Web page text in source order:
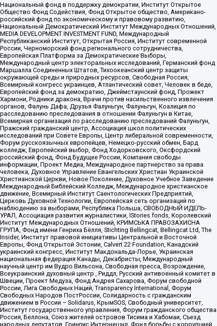
Национальный фонд в поддержку демократии, Институт Открытое
Общество Фонд Содействия, Фонд Открытое общество, Американо-
российский фонд по экономическому и правовому развитию,
Национальный Демократический Институт Международных Отношений,
MEDIA DEVELOPMENT INVESTMENT FUND, Международный
Республиканский Институт, Открытая Россия, Институт современной
России, Черноморский фонд регионального сотрудничества,
Европейская Платформа за Демократические Выборы,
Международный центр электоральных исследований, Германский фонд
Маршалла Соединенных Штатов, Тихоокеанский центр защиты
окружающей среды и природных ресурсов, Свободная Россия,
Всемирный конгресс украинцев, Атлантический совет, Человек в беде,
Европейский фонд за демократию, Джеймстаунский фонд, Прожект
Хармони, Родники дракона, Врачи против насильственного извлечения
органов, Фалунь Дафа, Друзья Фалуньгун, Фалуньгун, Коалиция по
расследованию преследования в отношении Фалуньгун в Китае,
Всемирная организация по расследованию преследований Фалуньгун,
Пражский гражданский центр, Ассоциация школ политических
исследований при Совете Европы, Центр либеральной современности,
Форум русскоязычных европейцев, Немецко-русский обмен, Бард
колледж, Европейский выбор, Фонд Ходорковского, Оксфордский
российский фонд, Фонд Будущее России, Компания свободы
информации, Проект Медиа, Международное партнерство за права
человека, Духовное Управление Евангельских Христиан Украинской
Христианской Церкви, Новое Поколение, Духовное Учебное Заведение
Международный Библейский Колледж, Международное христианское
движение, Всемирный Институт Саентологических Предприятий,
Церковь Духовной Технологии, Европейская сеть организаций по
наблюдению за выборами, Республика Польша, СВОБОДНЫЙ ИДЕЛЬ-
УРАЛ, Ассоциация развития журналистики, IStories fonds, Королевский
Институт Международных Отношений, КРИМСЬКА ПРАВОЗАХИСНА
ГРУПА, Фонд имени Генриха Бёлля, Stichting Bellingcat, Bellingcat Ltd, The
Insider, Институт правовой инициативы Центральной и Восточной
Европы, Фонд Открытой Эстонии, Calvert 22 Foundation, Канадский
украинский конгресс, Институт Макдональда-Лорье, Украинская
национальная федерация Канады, Декабристы, Международный
научный центр им Вудро Вильсона, Свободная пресса, Возрождение,
Всеукраинский духовный центр , Риддл, Русский антивоенный комитет в
Швеции, Проект Медуза, Фонд Андрея Сахарова, Форум свободной
России, Лига Свободных Наций, Transparеncy International, Форум
Свободных Народов ПостРоссии, Солидарность с гражданским
движением в России – Solidarus, КрымSOS, Свободный университет,
Институт государственного управления, Форум гражданского общества
Россия, Беллона, Союз жителей островов Тисима и Хабомаи, Съезд
народных депутатов, Гринпис Интернешнл, Фонд борьбы с коррупцией